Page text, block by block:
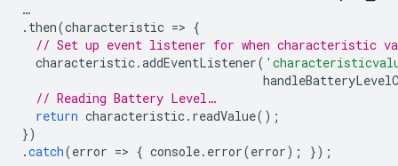
…
. then(characteristic => {
// Set up event listener for when characteristic
characteristic.addEventListener(
// Reading Battery Level…
return characteristic. readValue();
})
.catch(error => { console. error(error); });